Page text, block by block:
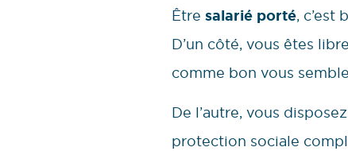
Être salarié porté, c’est
D’un côté, vous êtes
comme bon vous semble.
De l’autre, vous
protection sociale